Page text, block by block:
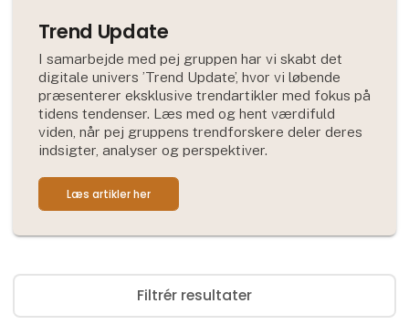
Trend Update
I samarbejde med pej gruppen har vi skabt det
digitale univers ’Trend Update’, hvor vi løbende
præsenterer eksklusive trendartikler med fokus på
tidens tendenser. Læs med og hent værdifuld
viden, når pej gruppens trendforskere deler deres
indsigter, analyser og perspektiver.
Læs artikler her
Filtrér resultater